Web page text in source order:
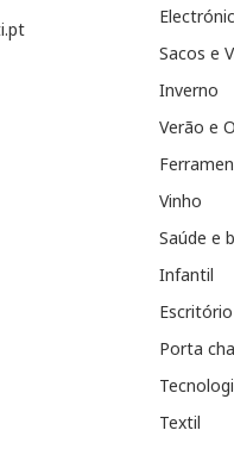
Sacos e
Inverno
Verão e
Vinho
Saúde e
Infantil
Escritório
Porta
Textil